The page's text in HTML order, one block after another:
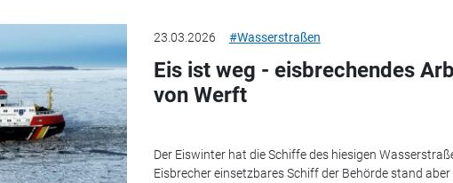
23.03.2026 #Wasserstraßen
Eis ist weg - eisbrechendes
von Werft
Der Eiswinter hat die Schiffe des hiesigen
Eisbrecher einsetzbares Schiff der Behörde stand